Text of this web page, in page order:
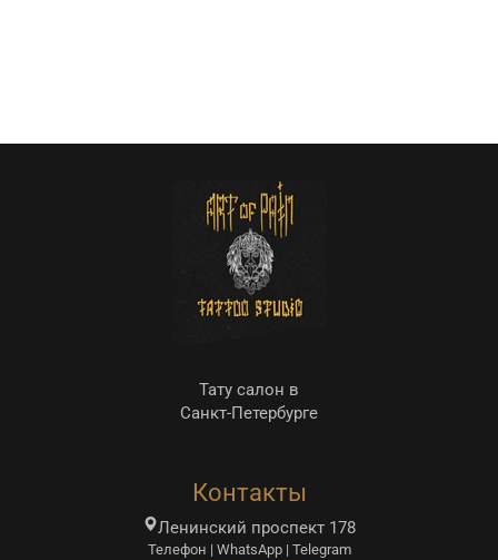
Тату салон в
Санкт-Петербурге
Контакты
Ленинский проспект 178
Телефон | WhatsApp | Telegram